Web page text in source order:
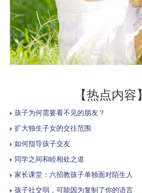
【热点内容】
孩子为何需要看不见的朋友？
扩大独生子女的交往范围
如何指导孩子交友
同学之间和睦相处之道
家长课堂：六招教孩子单独面对陌生人
孩子社交弱，可能因为复制了你的语言